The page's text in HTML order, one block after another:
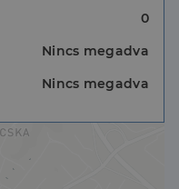
0
Nincs megadva
Nincs megadva